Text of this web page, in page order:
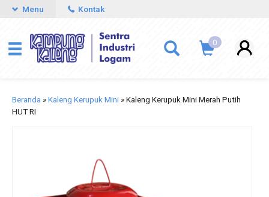
Menu Kontak
0
Beranda »Kaleng Kerupuk Mini »Kaleng Kerupuk Mini Merah Putih
HUT RI